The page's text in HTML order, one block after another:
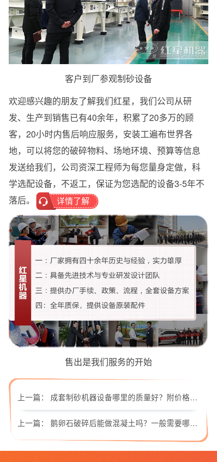
客户到厂参观制砂设备
欢迎感兴趣的朋友了解我们红星，我们公司从研
发、生产到销售已有40余年，积累了20多万的顾
客，20小时内售后响应服务，安装工遍布世界各
地，可以将您的破碎物料、场地环境、预算等信息
发送给我们，公司资深工程师为每您量身定做，科
学选配设备，不返工，保证为您选配的设备3-5年不
落后。
详情了解
售出是我们服务的开始
上一篇： 成套制砂机器设备哪里的质量好？附价格与现场视频
上一篇： 鹅卵石破碎后能做混凝土吗？一般需要哪些破碎设备？